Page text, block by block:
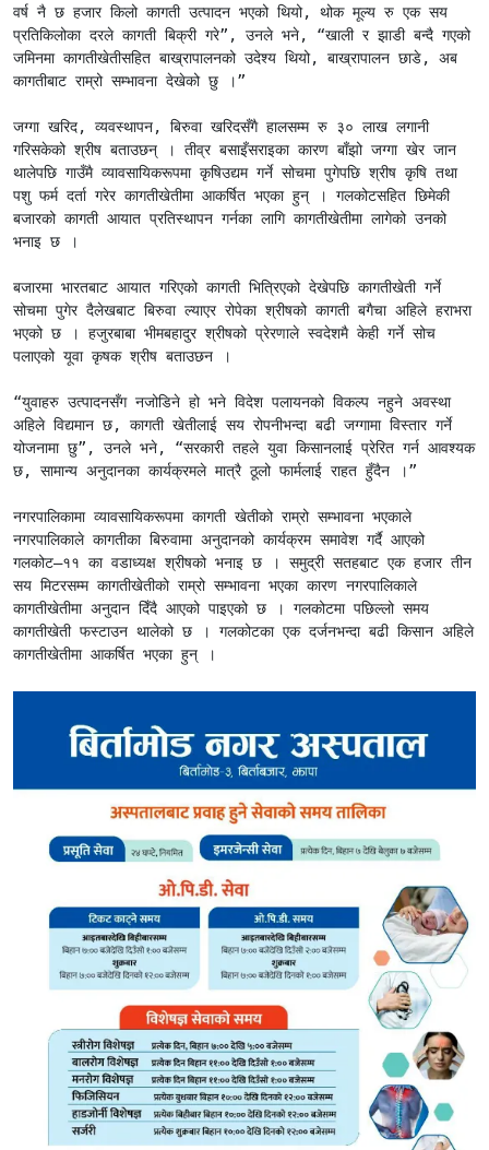
वर्ष नै छ हजार किलो कागती उत्पादन भएको थियो, थोक मूल्य रु एक सय
प्रतिकिलोका दरले कागती बिक्री गरे”, उनले भने, “खाली र झाडी बन्दै गएको
जमिनमा कागतीखेतीसहित बाख्रापालनको उदेश्य थियो, बाख्रापालन छाडे, अब
कागतीबाट राम्रो सम्भावना देखेको छु ।”
जग्गा खरिद, व्यवस्थापन, बिरुवा खरिदसँगै हालसम्म रु ३० लाख लगानी
गरिसकेको श्रीष बताउछन् । तीव्र बसाइँसराइका कारण बाँझो जग्गा खेर जान
थालेपछि गाउँमै व्यावसायिकरूपमा कृषिउद्यम गर्ने सोचमा पुगेपछि श्रीष कृषि तथा
पशु फर्म दर्ता गरेर कागतीखेतीमा आकर्षित भएका हुन् । गलकोटसहित छिमेकी
बजारको कागती आयात प्रतिस्थापन गर्नका लागि कागतीखेतीमा लागेको उनको
भनाइ छ ।
बजारमा भारतबाट आयात गरिएको कागती भित्रिएको देखेपछि कागतीखेती गर्ने
सोचमा पुगेर दैलेखबाट बिरुवा ल्याएर रोपेका श्रीषको कागती बगैचा अहिले हराभरा
भएको छ । हजुरबाबा भीमबहादुर श्रीषको प्रेरणाले स्वदेशमै केही गर्ने सोच
पलाएको यूवा कृषक श्रीष बताउछन ।
“युवाहरु उत्पादनसँग नजोडिने हो भने विदेश पलायनको विकल्प नहुने अवस्था
अहिले विद्यमान छ, कागती खेतीलाई सय रोपनीभन्दा बढी जग्गामा विस्तार गर्ने
योजनामा छु”, उनले भने, “सरकारी तहले युवा किसानलाई प्रेरित गर्न आवश्यक
छ, सामान्य अनुदानका कार्यक्रमले मात्रै ठूलो फार्मलाई राहत हुँदैन ।”
नगरपालिकामा व्यावसायिकरूपमा कागती खेतीको राम्रो सम्भावना भएकाले
नगरपालिकाले कागतीका बिरुवामा अनुदानको कार्यक्रम समावेश गर्दै आएको
गलकोट–११ का वडाध्यक्ष श्रीषको भनाइ छ । समुद्री सतहबाट एक हजार तीन
सय मिटरसम्म कागतीखेतीको राम्रो सम्भावना भएका कारण नगरपालिकाले
कागतीखेतीमा अनुदान दिँदै आएको पाइएको छ । गलकोटमा पछिल्लो समय
कागतीखेती फस्टाउन थालेको छ । गलकोटका एक दर्जनभन्दा बढी किसान अहिले
कागतीखेतीमा आकर्षित भएका हुन् ।